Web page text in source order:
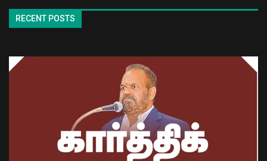
RECENT POSTS